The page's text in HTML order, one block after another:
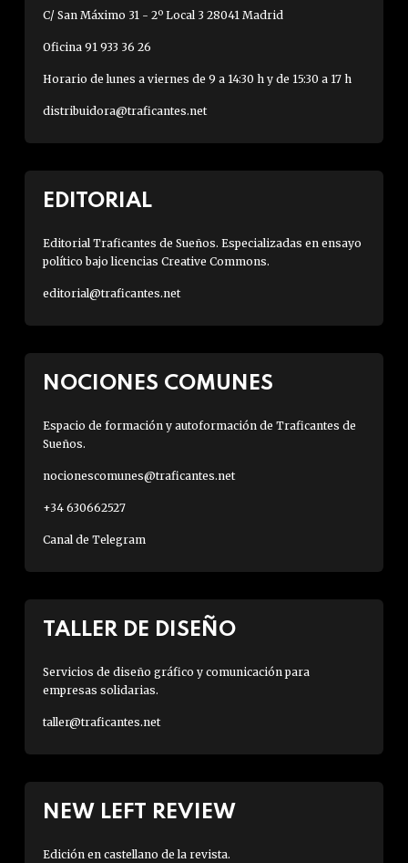
C/ San Máximo 31 - 2º Local 3 28041 Madrid
Oficina 91 933 36 26
Horario de lunes a viernes de 9 a 14:30 h y de 15:30 a 17 h
distribuidora@traficantes.net
EDITORIAL
Editorial Traficantes de Sueños. Especializadas en ensayo
político bajo licencias Creative Commons.
editorial@traficantes.net
NOCIONES COMUNES
Espacio de formación y autoformación de Traficantes de
Sueños.
nocionescomunes@traficantes.net
+34 630662527
Canal de Telegram
TALLER DE DISEÑO
Servicios de diseño gráfico y comunicación para
empresas solidarias.
taller@traficantes.net
NEW LEFT REVIEW
Edición en castellano de la revista.